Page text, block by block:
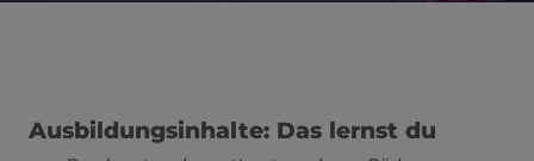
Ausbildungsinhalte: Das lernst du